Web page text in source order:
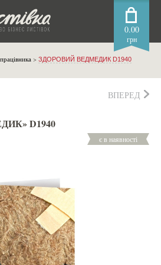
0.00
грн
> ЗДОРОВИЙ ВЕДМЕДИК D1940
ВПЕРЕД
D1940
є в наявності